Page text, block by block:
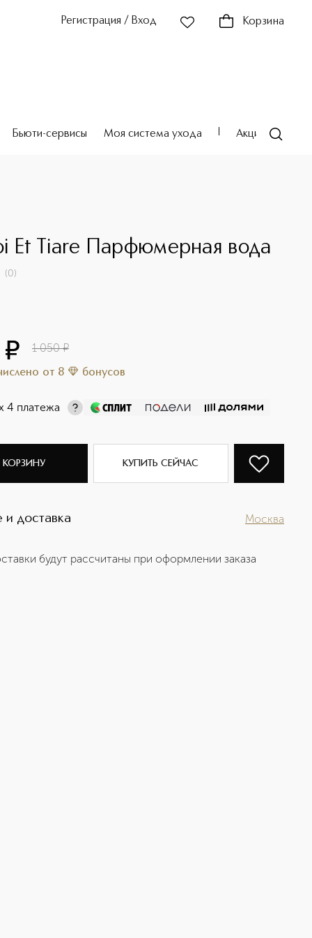
Регистрация / Вход Корзина
Бьюти-сервисы Моя система ухода Акции
Et Tiare Парфюмерная вода
(0)
¤ 1 050 ¤
от 8 бонусов
4 платежа
КОРЗИНУ КУПИТЬ СЕЙЧАС
и доставка Москва
будут рассчитаны при оформлении заказа